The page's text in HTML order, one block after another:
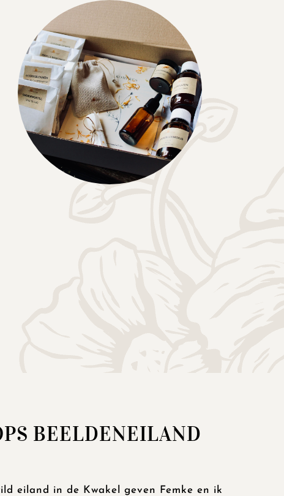
BEELDENEILAND
eiland in de Kwakel geven Femke en ik